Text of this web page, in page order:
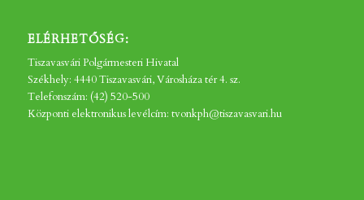
ELÉRHETŐSÉG:
Tiszavasvári Polgármesteri Hivatal
Székhely: 4440 Tiszavasvári, Városháza tér 4. sz.
Telefonszám: (42) 520-500
Központi elektronikus levélcím: tvonkph@tiszavasvari.hu